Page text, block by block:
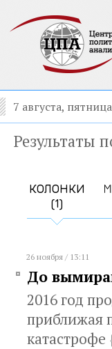
7 августа, пятница
Результаты
КОЛОНКИ
(1)
26 ноября / 13:11
До
2016 год
приближая
катастрофе